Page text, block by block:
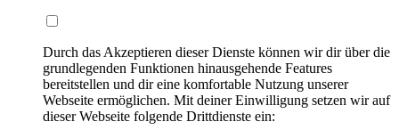
Durch das Akzeptieren dieser Dienste können wir dir über die
grundlegenden Funktionen hinausgehende Features
bereitstellen und dir eine komfortable Nutzung unserer
Webseite ermöglichen. Mit deiner Einwilligung setzen wir auf
dieser Webseite folgende Drittdienste ein: